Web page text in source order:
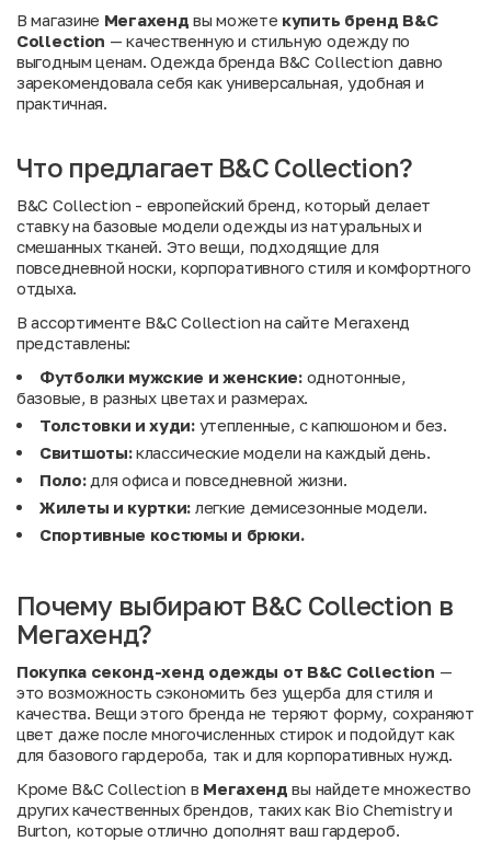
В магазине Мегахенд вы можете купить бренд B&C
Collection — качественную и стильную одежду по
выгодным ценам. Одежда бренда B&C Collection давно
зарекомендовала себя как универсальная, удобная и
практичная.
Что предлагает B&C Collection?
B&C Collection - европейский бренд, который делает
ставку на базовые модели одежды из натуральных и
смешанных тканей. Это вещи, подходящие для
повседневной носки, корпоративного стиля и комфортного
отдыха.
В ассортименте B&C Collection на сайте Мегахенд
представлены:
Футболки мужские и женские: однотонные,
базовые, в разных цветах и размерах.
Толстовки и худи:утепленные, с капюшоном и без.
Свитшоты:классические модели на каждый день.
Поло:для офиса и повседневной жизни.
Жилеты и куртки: легкие демисезонные модели.
Спортивные костюмы и брюки.
Почему выбирают B&C Collection в
Мегахенд?
Покупка секонд-хенд одежды от B&C Collection —
это возможность сэкономить без ущерба для стиля и
качества. Вещи этого бренда не теряют форму, сохраняют
цвет даже после многочисленных стирок и подойдут как
для базового гардероба, так и для корпоративных нужд.
Кроме B&C Collection в Мегахенд вы найдете множество
других качественных брендов, таких как Bio Chemistryи
Burton, которые отлично дополнят ваш гардероб.